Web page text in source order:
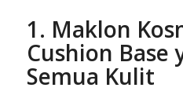
1. Maklon
Cushion Base
Semua Kulit